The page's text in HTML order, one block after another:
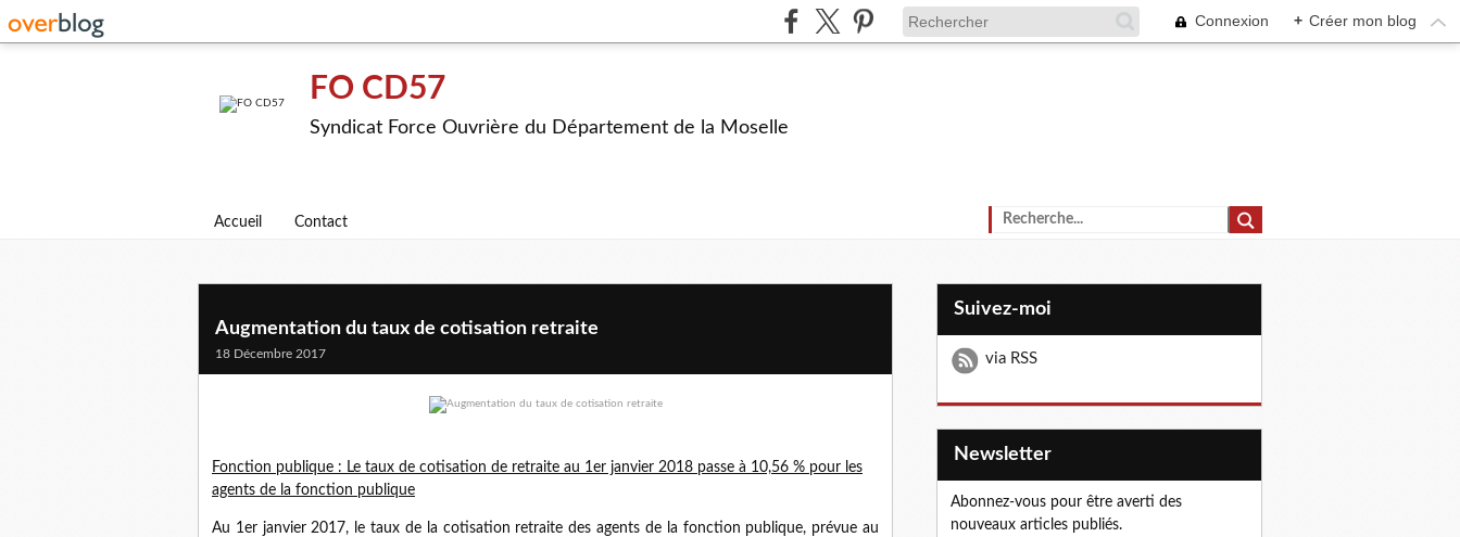
Connexion + Créer mon blog
FO CD57
Syndicat Force Ouvrière du Département de la Moselle
Accueil Contact
Augmentation du taux de cotisation retraite
18 Décembre 2017
Fonction publique : Le taux de cotisation de retraite au 1er janvier 2018 passe à 10,56 % pour les
agents de la fonction publique
Au 1er janvier 2017, le taux de la cotisation retraite des agents de la fonction publique, prévue au
Suivez-moi
via RSS
Newsletter
Abonnez-vous pour être averti des
nouveaux articles publiés.